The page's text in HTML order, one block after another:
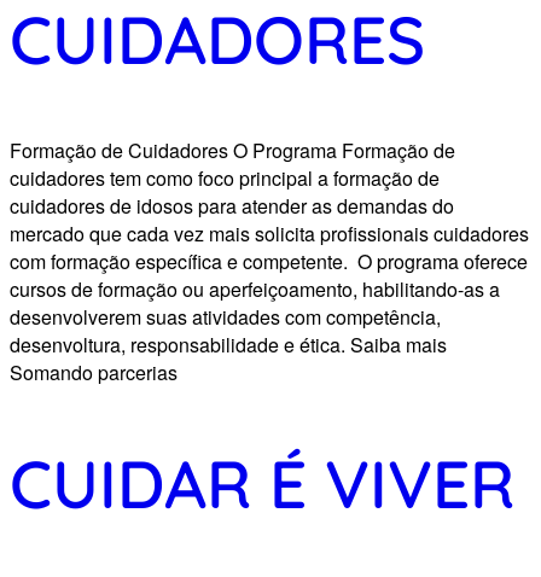
CUIDADORES
Formação de Cuidadores O Programa Formação de
cuidadores tem como foco principal a formação de
cuidadores de idosos para atender as demandas do
mercado que cada vez mais solicita profissionais cuidadores
com formação específica e competente. O programa oferece
cursos de formação ou aperfeiçoamento, habilitando-as a
desenvolverem suas atividades com competência,
desenvoltura, responsabilidade e ética. Saiba mais
Somando parcerias
CUIDAR É VIVER